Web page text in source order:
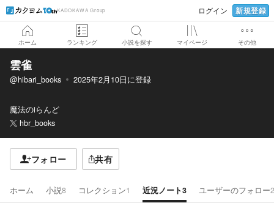
KADOKAWA Group ログイン 新規登録
ホーム ランキング 小説を探す マイページ その他
雲雀
@hibari_books 2025年2月10日に登録
魔法のiらんど
hbr_books
フォロー 共有
ホーム 小説8 コレクション1 近況ノート3 ユーザーのフォロー2